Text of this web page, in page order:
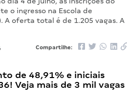
o ingresso na Escola de
A oferta total é de 1.205 vagas. A
Compartilhe:
de 48,91% e iniciais
Veja mais de 3 mil vagas